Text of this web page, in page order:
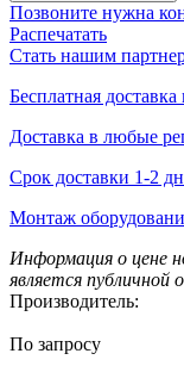
Позвоните нужна
Распечатать
Стать нашим
Бесплатная
Доставка в любые
Срок доставки 1-2
Монтаж
Информация о цене
является публичной
Производитель:
По запросу